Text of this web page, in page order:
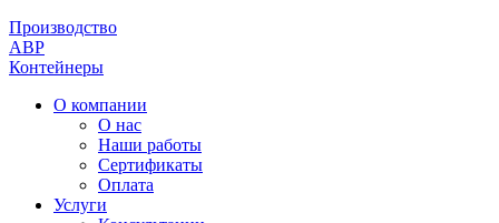
Производство
АВР
Контейнеры
О компании
О нас
Наши работы
Сертификаты
Оплата
Услуги